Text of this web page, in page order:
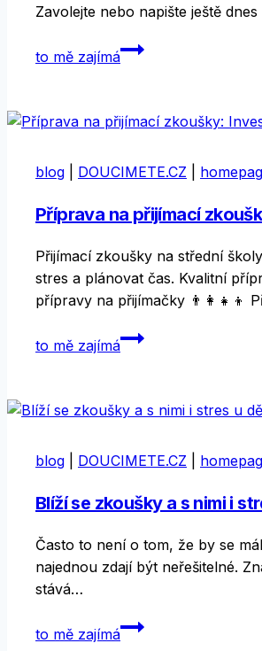
Zavolejte nebo napište ještě
to mě zajímá
Jak
se
ADHD?
blog DOUCIMETE.CZ
Příprava na přijímací
Přijímací zkoušky na střední
stres a plánovat čas. Kvalitní
přípravy na přijímačky 👨‍👩‍👧‍👦
to mě zajímá
Příprava
na
zkoušky:
budoucnosti
dítěte
blog DOUCIMETE.CZ
Blíží se zkoušky a s nimi i
Často to není o tom, že by se
najednou zdají být neřešitelné.
stává…
to mě zajímá
Blíží
se